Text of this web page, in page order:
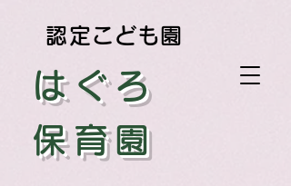
はぐろ
保育園
認定こども園